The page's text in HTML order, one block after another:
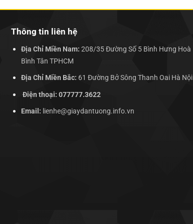
Thông tin liên hệ
Địa Chỉ Miền Nam: 208/35 Đường Số 5 Bình Hưng Hoà
Bình Tân TPHCM
Địa Chỉ Miền Bắc: 61 Đường Bở Sông Thanh Oai Hà Nội
Điện thoại: 077777.3622
Email: lienhe@giaydantuong.info.vn